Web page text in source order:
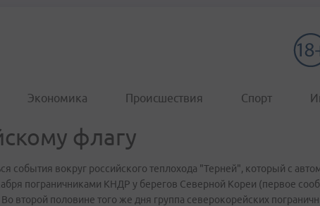
Экономика Происшествия Спорт
флагу
события вокруг российского теплохода "Терней", который с
пограничниками КНДР у берегов Северной Кореи (первое
второй половине того же дня группа северокорейских